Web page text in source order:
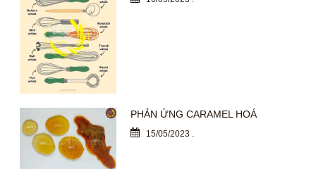
PHẢN ỨNG CARAMEL HOÁ
15/05/2023 .